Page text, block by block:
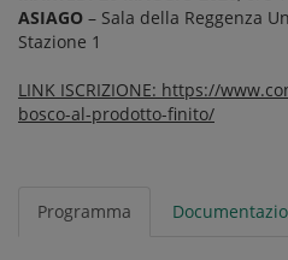
ASIAGO – Sala della Reggenza
Stazione 1
LINK ISCRIZIONE: https://
bosco-al-prodotto-finito/
Programma